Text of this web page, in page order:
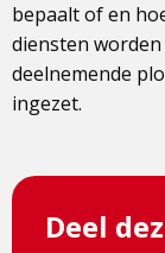
bepaalt of en
diensten
deelnemende
ingezet.
Deel